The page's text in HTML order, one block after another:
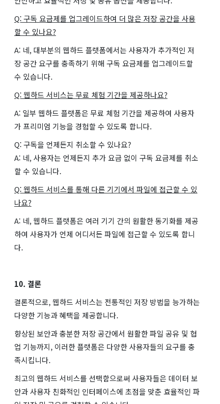
Q: 구독 요금제를 업그레이드하여 더 많은 저장 공간을 사용
할 수 있나요?
A: 네, 대부분의 웹하드 플랫폼에서는 사용자가 추가적인 저
장 공간 요구를 충족하기 위해 구독 요금제를 업그레이드할
수 있습니다.
Q: 웹하드 서비스는 무료 체험 기간을 제공하나요?
A: 일부 웹하드 플랫폼은 무료 체험 기간을 제공하여 사용자
가 프리미엄 기능을 경험할 수 있도록 합니다.
Q: 구독을 언제든지 취소할 수 있나요?
A: 네, 사용자는 언제든지 추가 요금 없이 구독 요금제를 취소
할 수 있습니다.
Q: 웹하드 서비스를 통해 다른 기기에서 파일에 접근할 수 있
나요?
A: 네, 웹하드 플랫폼은 여러 기기 간의 원활한 동기화를 제공
하여 사용자가 언제 어디서든 파일에 접근할 수 있도록 합니
다.
10. 결론
결론적으로, 웹하드 서비스는 전통적인 저장 방법을 능가하는
다양한 기능과 혜택을 제공합니다.
향상된 보안과 충분한 저장 공간에서 원활한 파일 공유 및 협
업 기능까지, 이러한 플랫폼은 다양한 사용자들의 요구를 충
족시킵니다.
최고의 웹하드 서비스를 선택함으로써 사용자들은 데이터 보
안과 사용자 친화적인 인터페이스에 초점을 맞춘 효율적인 파